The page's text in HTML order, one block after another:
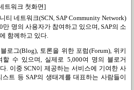
트워크 첫화면]
티 네트워크(SCN, SAP Community Network)
만 명의 사용자가 참여하고 있으며 , SAP의 소
함께하고 있다
로그(Blog), 토론을 위한 포럼 (Forum), 위키
할 수 있으며 실제로 5,000여 명의 블로거
. 이중SCN이 제공하는 서비스에 기여한 사
스트 등 SAP의 생태계를 대표하는 사람들이